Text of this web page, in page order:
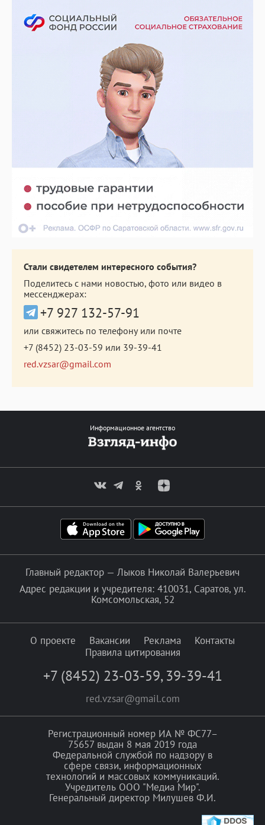
Стали свидетелем интересного события?
Поделитесь с нами новостью, фото или видео в
мессенджерах:
+7 927 132-57-91
или свяжитесь по телефону или почте
+7 (8452) 23-03-59 или 39-39-41
red.vzsar@gmail.com
Информационное агентство
Главный редактор — Лыков Николай Валерьевич
Адрес редакции и учредителя: 410031, Саратов, ул.
Комсомольская, 52
О проекте Вакансии Реклама
Контакты
Правила цитирования
+7 (8452) 23-03-59, 39-39-41
red.vzsar@gmail.com
Регистрационный номер ИА № ФС77–
75657 выдан 8 мая 2019 года
Федеральной службой по надзору в
сфере связи, информационных
технологий и массовых коммуникаций.
Учредитель ООО "Медиа Мир".
Генеральный директор Милушев Ф.И.